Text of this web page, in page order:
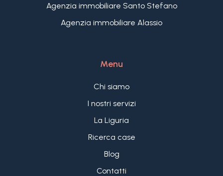
Agenzia immobiliare Santo Stefano
Agenzia immobiliare Alassio
Menu
Chi siamo
I nostri servizi
La Liguria
Ricerca case
Blog
Contatti